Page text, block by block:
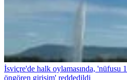
İsviçre'de halk oylamasında, 'nüfusu
öngören girişim' reddedildi